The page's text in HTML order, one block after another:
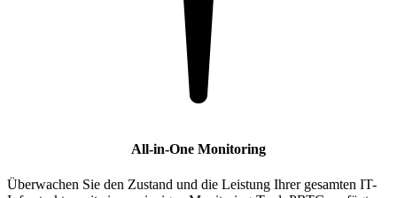
All-in-One Monitoring
Überwachen Sie den Zustand und die Leistung Ihrer gesamten IT-